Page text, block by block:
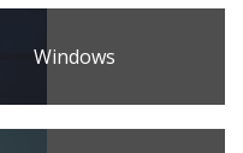
Windows